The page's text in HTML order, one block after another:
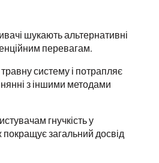
шукають альтернативні
перевагам.
систему і потрапляє
з іншими методами
гнучкість у
загальний досвід